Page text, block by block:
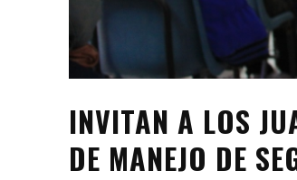
INVITAN A LOS
DE MANEJO DE